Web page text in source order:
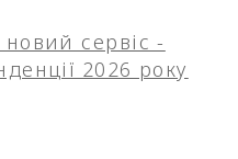
сервіс -
2026 року